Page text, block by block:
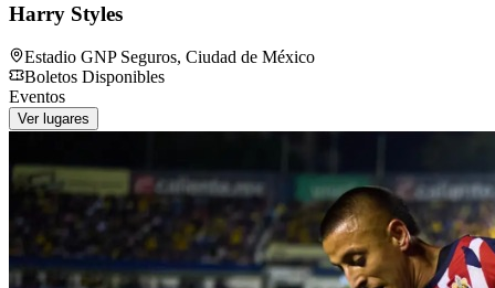
Harry Styles
Estadio GNP Seguros, Ciudad de México
Boletos Disponibles
Eventos
Ver lugares